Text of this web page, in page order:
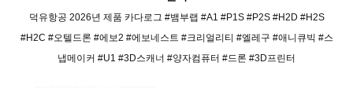
덕유항공 2026년 제품 카다로그 #뱀부랩 #A1 #P1S #P2S #H2D #H2S
#H2C #오텔드론 #에보2 #에보네스트 #크리얼리티 #엘레구 #애니큐빅 #스
냅메이커 #U1 #3D스캐너 #양자컴퓨터 #드론 #3D프린터